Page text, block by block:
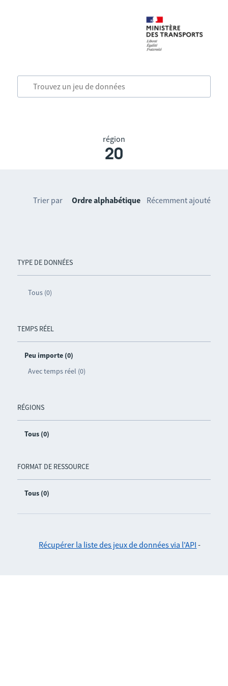
région
20
TYPE DE DONNÉES
Tous (0)
TEMPS RÉEL
Peu importe (0)
Avec temps réel (0)
RÉGIONS
Tous (0)
FORMAT DE RESSOURCE
Tous (0)
Trier par Ordre alphabétique Récemment ajouté
Récupérer la liste des jeux de données via l'API -